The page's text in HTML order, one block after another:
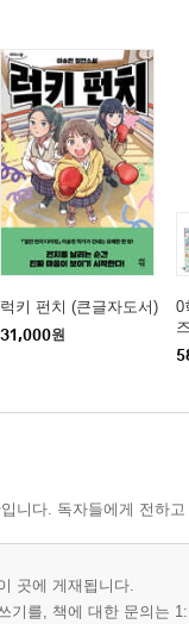
럭키 펀치 (큰글자도서)
31,000원
0
니다. 독자들에게 전하
곳에 게재됩니다.
기를, 책에 대한 문의는